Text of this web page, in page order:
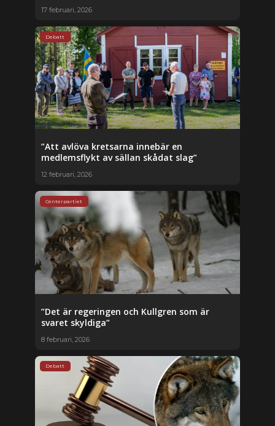
17 februari, 2026
Debatt
”Att avlöva kretsarna innebär en
medlemsflykt av sällan skådat slag”
12 februari, 2026
Centerpartiet
”Det är regeringen och Kullgren som är
svaret skyldiga”
8 februari, 2026
Debatt